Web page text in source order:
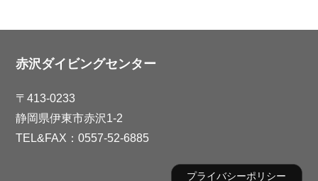
赤沢ダイビングセンター
〒413-0233
静岡県伊東市赤沢1-2
TEL&FAX：0557-52-6885
プライバシーポリシー